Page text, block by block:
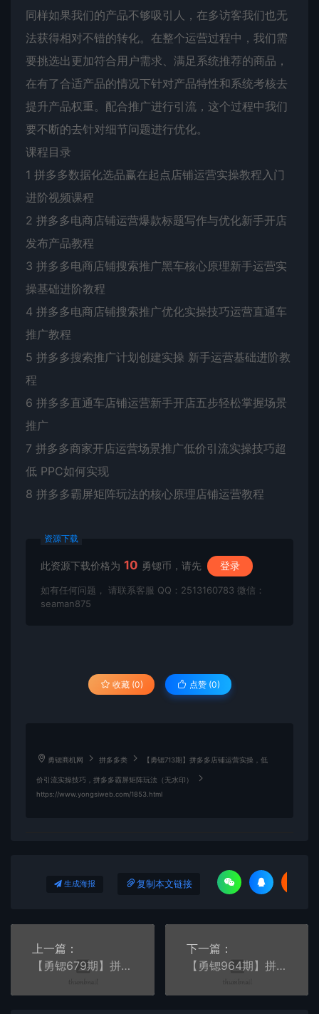
同样如果我们的产品不够吸引人，在多访客我们也无
法获得相对不错的转化。在整个运营过程中，我们需
要挑选出更加符合用户需求、满足系统推荐的商品，
在有了合适产品的情况下针对产品特性和系统考核去
提升产品权重。配合推广进行引流，这个过程中我们
要不断的去针对细节问题进行优化。
课程目录
1 拼多多数据化选品赢在起点店铺运营实操教程入门
进阶视频课程
2 拼多多电商店铺运营爆款标题写作与优化新手开店
发布产品教程
3 拼多多电商店铺搜索推广黑车核心原理新手运营实
操基础进阶教程
4 拼多多电商店铺搜索推广优化实操技巧运营直通车
推广教程
5 拼多多搜索推广计划创建实操 新手运营基础进阶教
程
6 拼多多直通车店铺运营新手开店五步轻松掌握场景
推广
7 拼多多商家开店运营场景推广低价引流实操技巧超
低 PPC如何实现
8 拼多多霸屏矩阵玩法的核心原理店铺运营教程
资源下载
此资源下载价格为 10 勇锶币，请先 登录
如有任何问题， 请联系客服 QQ：2513160783 微信：
seaman875
收藏 (0) 点赞 (0)
勇锶商机网 拼多多类 【勇锶713期】拼多多店铺运营实操，低
价引流实操技巧，拼多多霸屏矩阵玩法（无水印）
https://www.yongsiweb.com/1853.html
生成海报 复制本文链接
上一篇：
【勇锶679期】拼多多爆款实战攻略：中小卖家也能做出爆款，日销10000单 月入10W+(无水印)
下一篇：
【勇锶964期】拼多多日发千单VIP教程：7天打造爆款，日销售1000单，日赚2000+